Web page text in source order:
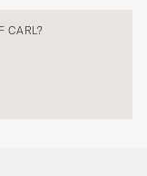
CARL?